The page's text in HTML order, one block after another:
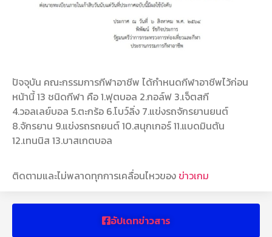
ปัจจุบัน คณะกรรมการกีฬาอาชีพ ได้กำหนดกีฬาอาชีพไว้ก่อน
หน้านี้ 13 ชนิดกีฬา คือ 1.ฟุตบอล 2.กอล์ฟ 3.เจ็ตสกี
4.วอลเลย์บอล 5.ตะกร้อ 6.โบว์ลิ่ง 7.แข่งรถจักรยานยนต์
8.จักรยาน 9.แข่งรถรถยนต์ 10.สนุกเกอร์ 11.แบดมินตัน
12.เทนนิส 13.บาสเกตบอล
ติดตามและไม่พลาดทุกการเคลื่อนไหวของ ข่าวเกม
อัปเดทข่าวสาร